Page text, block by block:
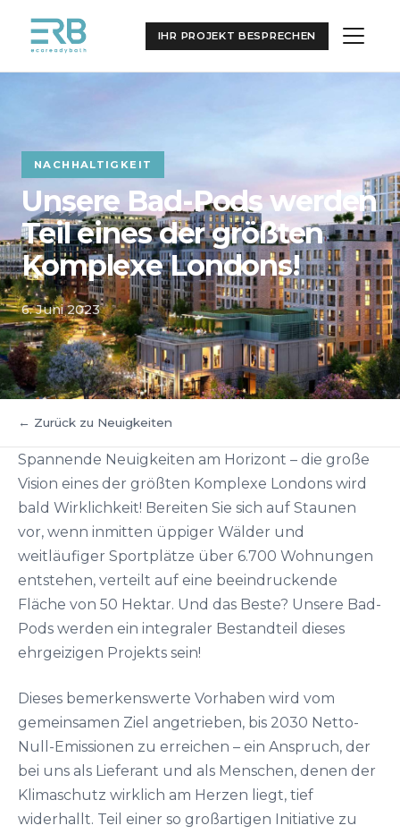
IHR PROJEKT BESPRECHEN
NACHHALTIGKEIT
Unsere Bad-Pods werden
Teil eines der größten
Komplexe Londons!
6. Juni 2023
← Zurück zu Neuigkeiten
Spannende Neuigkeiten am Horizont – die große
Vision eines der größten Komplexe Londons wird
bald Wirklichkeit! Bereiten Sie sich auf Staunen
vor, wenn inmitten üppiger Wälder und
weitläufiger Sportplätze über 6.700 Wohnungen
entstehen, verteilt auf eine beeindruckende
Fläche von 50 Hektar. Und das Beste? Unsere Bad-
Pods werden ein integraler Bestandteil dieses
ehrgeizigen Projekts sein!
Dieses bemerkenswerte Vorhaben wird vom
gemeinsamen Ziel angetrieben, bis 2030 Netto-
Null-Emissionen zu erreichen – ein Anspruch, der
bei uns als Lieferant und als Menschen, denen der
Klimaschutz wirklich am Herzen liegt, tief
widerhallt. Teil einer so großartigen Initiative zu